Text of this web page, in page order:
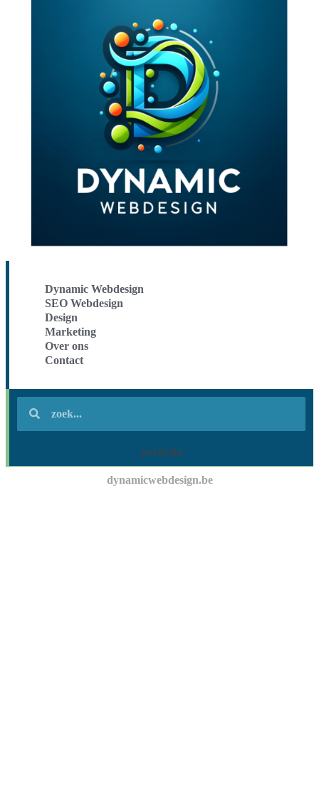
Dynamic Webdesign
SEO Webdesign
Design
Marketing
Over ons
Contact
portfolio
dynamicwebdesign.be